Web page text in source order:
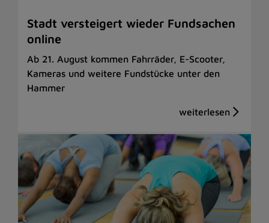
Stadt versteigert wieder Fundsachen
online
Ab 21. August kommen Fahrräder, E-Scooter,
Kameras und weitere Fundstücke unter den
Hammer